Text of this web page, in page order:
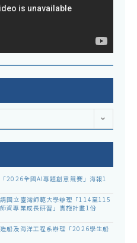
2026全國AI專題創意競賽」海報1
國立臺灣師範大學辦理「114至115
資專業成長研習」實施計畫1份
船及海洋工程系辦理「2026學生船